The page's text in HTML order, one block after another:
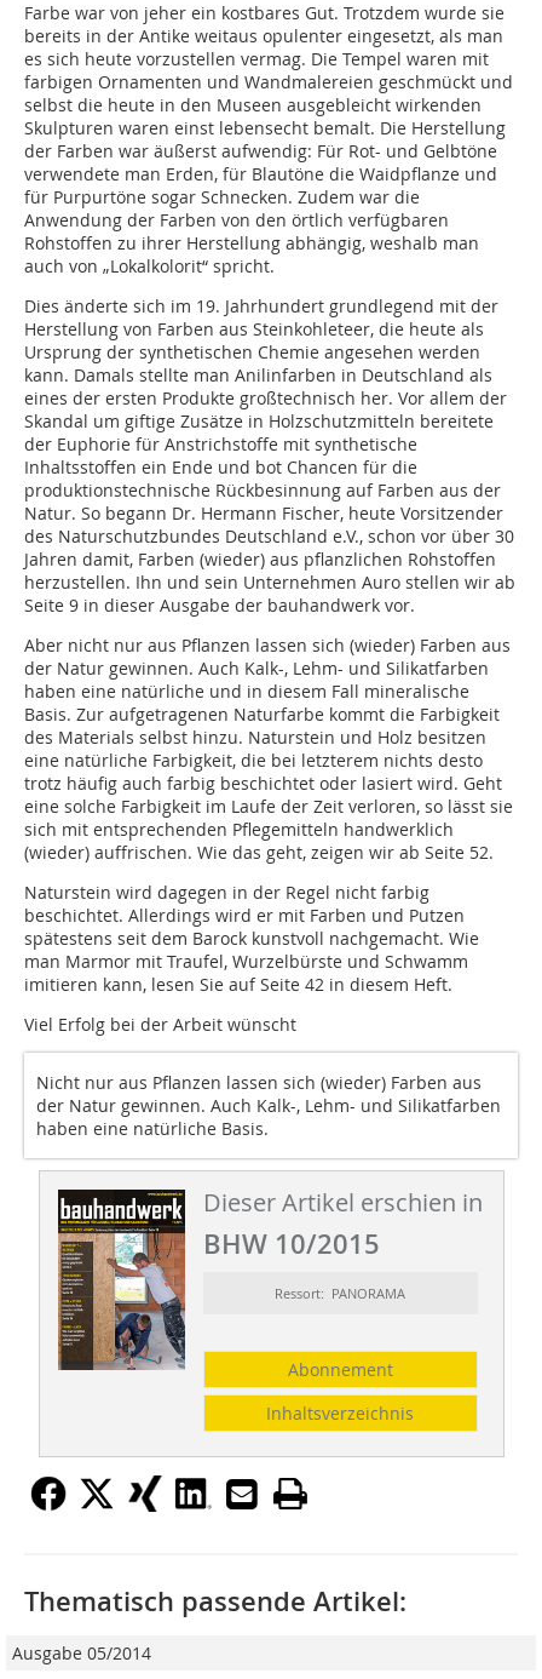
Farbe war von jeher ein kostbares Gut. Trotzdem wurde sie
bereits in der Antike weitaus opulenter eingesetzt, als man
es sich heute vorzustellen vermag. Die Tempel waren mit
farbigen Ornamenten und Wandmalereien geschmückt und
selbst die heute in den Museen ausgebleicht wirkenden
Skulpturen waren einst lebensecht bemalt. Die Herstellung
der Farben war äußerst aufwendig: Für Rot- und Gelbtöne
verwendete man Erden, für Blautöne die Waidpflanze und
für Purpurtöne sogar Schnecken. Zudem war die
Anwendung der Farben von den örtlich verfügbaren
Rohstoffen zu ihrer Herstellung abhängig, weshalb man
auch von „Lokalkolorit“ spricht.
Dies änderte sich im 19. Jahrhundert grundlegend mit der
Herstellung von Farben aus Steinkohleteer, die heute als
Ursprung der synthetischen Chemie angesehen werden
kann. Damals stellte man Anilinfarben in Deutschland als
eines der ersten Produkte großtechnisch her. Vor allem der
Skandal um giftige Zusätze in Holzschutzmitteln bereitete
der Euphorie für Anstrichstoffe mit synthetische
Inhaltsstoffen ein Ende und bot Chancen für die
produktionstechnische Rückbesinnung auf Farben aus der
Natur. So begann Dr. Hermann Fischer, heute Vorsitzender
des Naturschutzbundes Deutschland e.V., schon vor über 30
Jahren damit, Farben (wieder) aus pflanzlichen Rohstoffen
herzustellen. Ihn und sein Unternehmen Auro stellen wir ab
Seite 9 in dieser Ausgabe der bauhandwerk vor.
Aber nicht nur aus Pflanzen lassen sich (wieder) Farben aus
der Natur gewinnen. Auch Kalk-, Lehm- und Silikatfarben
haben eine natürliche und in diesem Fall mineralische
Basis. Zur aufgetragenen Naturfarbe kommt die Farbigkeit
des Materials selbst hinzu. Naturstein und Holz besitzen
eine natürliche Farbigkeit, die bei letzterem nichts desto
trotz häufig auch farbig beschichtet oder lasiert wird. Geht
eine solche Farbigkeit im Laufe der Zeit verloren, so lässt sie
sich mit entsprechenden Pflegemitteln handwerklich
(wieder) auffrischen. Wie das geht, zeigen wir ab Seite 52.
Naturstein wird dagegen in der Regel nicht farbig
beschichtet. Allerdings wird er mit Farben und Putzen
spätestens seit dem Barock kunstvoll nachgemacht. Wie
man Marmor mit Traufel, Wurzelbürste und Schwamm
imitieren kann, lesen Sie auf Seite 42 in diesem Heft.
Viel Erfolg bei der Arbeit wünscht
Nicht nur aus Pflanzen lassen sich (wieder) Farben aus
der Natur gewinnen. Auch Kalk-, Lehm- und Silikatfarben
haben eine natürliche Basis.
Dieser Artikel erschien in
BHW 10/2015
Ressort: PANORAMA
Abonnement
Inhaltsverzeichnis
Thematisch passende Artikel:
Ausgabe 05/2014